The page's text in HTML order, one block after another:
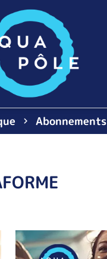
Abonnements